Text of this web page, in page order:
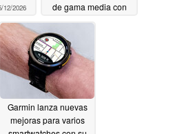
12/2026
de gama media con
estimación de la
duración de la batería
05/12/2026
Garmin lanza nuevas
mejoras para varios